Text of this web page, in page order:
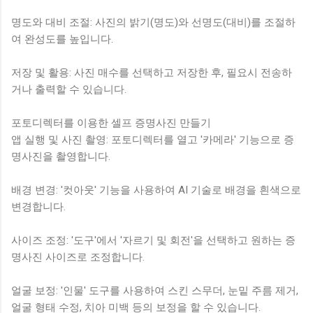
명도와 대비 조절: 사진의 밝기(명도)와 선명도(대비)를 조절하
여 완성도를 높입니다.
저장 및 활용: 사진 매수를 선택하고 저장한 후, 필요시 전송하
거나 출력할 수 있습니다.
포토디렉터를 이용한 셀프 증명사진 만들기
앱 실행 및 사진 촬영: 포토디렉터를 열고 '카메라' 기능으로 증
명사진을 촬영합니다.
배경 변경: '컷아웃' 기능을 사용하여 AI 기술로 배경을 흰색으로
변경합니다.
사이즈 조정: '도구'에서 '자르기 및 회전'을 선택하고 원하는 증
명사진 사이즈로 조정합니다.
얼굴 보정: '인물' 도구를 사용하여 스킨 스무더, 눈밑 주름 제거,
얼굴 형태 수정, 치아 미백 등의 보정을 할 수 있습니다.